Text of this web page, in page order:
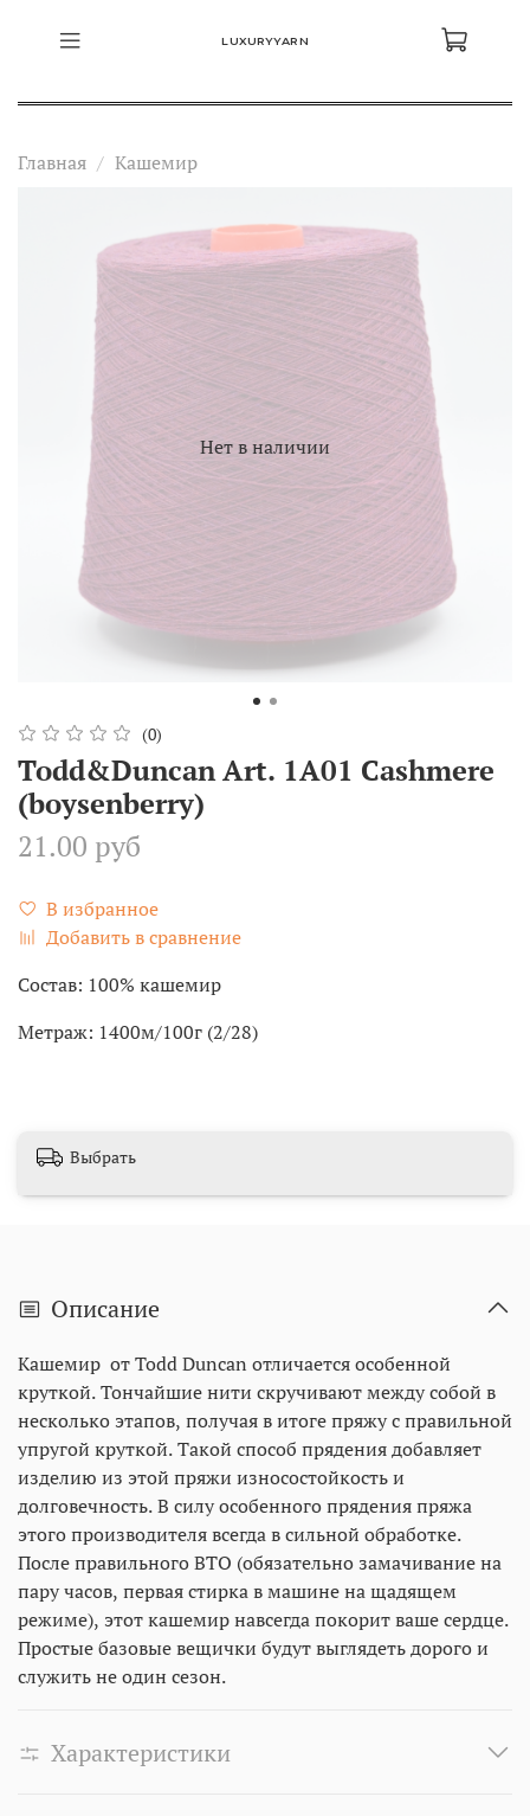
LUXURYYARN
Главная Кашемир
Нет в наличии
(0)
Todd&Duncan Art. 1A01 Cashmere
(boysenberry)
21.00 руб
В избранное
Добавить в сравнение
Состав: 100% кашемир
Метраж: 1400м/100г (2/28)
Выбрать
Описание
Кашемир от Todd Duncan отличается особенной
круткой. Тончайшие нити скручивают между собой в
несколько этапов, получая в итоге пряжу с правильной
упругой круткой. Такой способ прядения добавляет
изделию из этой пряжи износостойкость и
долговечность. В силу особенного прядения пряжа
этого производителя всегда в сильной обработке.
После правильного ВТО (обязательно замачивание на
пару часов, первая стирка в машине на щадящем
режиме), этот кашемир навсегда покорит ваше сердце.
Простые базовые вещички будут выглядеть дорого и
служить не один сезон.
Характеристики